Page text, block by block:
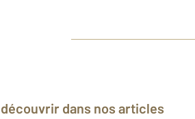
À découvrir dans nos articles